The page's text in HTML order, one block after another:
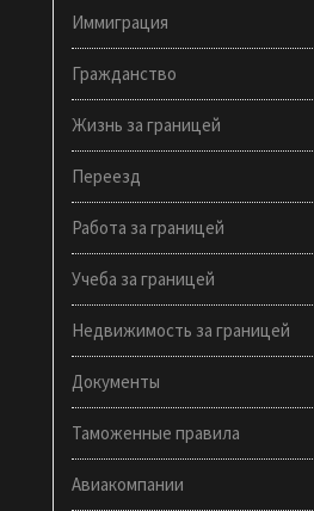
Иммиграция
Гражданство
Жизнь за границей
Переезд
Работа за границей
Учеба за границей
Недвижимость за границей
Документы
Таможенные правила
Авиакомпании